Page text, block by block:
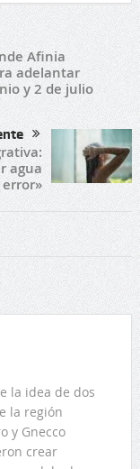
Afinia
adelantar
y 2 de julio
agua
la idea de dos
la región
y Gnecco
crear